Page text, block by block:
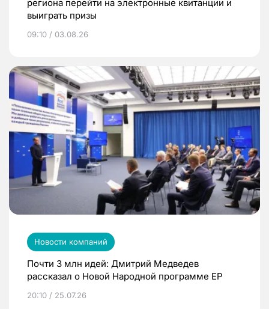
региона перейти на электронные квитанции и
выиграть призы
09:10 / 03.08.26
Новости компаний
Почти 3 млн идей: Дмитрий Медведев
рассказал о Новой Народной программе ЕР
20:10 / 25.07.26